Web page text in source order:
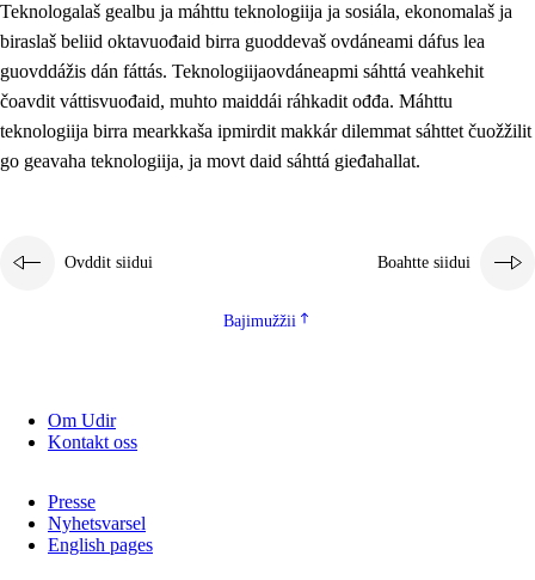
2.5.1 Álbmotdearvvašvuohta ja eallimis birget
2.5.2 Demokratiija ja mielborgárvuohta
2.5.3 Guoddevaš ovdáneapmi
Teknologalaš gealbu ja máhttu teknologiija ja sosiála, ekonomalaš ja
biraslaš beliid oktavuođaid birra guoddevaš ovdáneami dáfus lea
guovddážis dán fáttás. Teknologiijaovdáneapmi sáhttá veahkehit
čoavdit váttisvuođaid, muhto maiddái ráhkadit ođđa. Máhttu
teknologiija birra mearkkaša ipmirdit makkár dilemmat sáhttet čuožžilit
go geavaha teknologiija, ja movt daid sáhttá gieđahallat.
Ovddit siidui Boahtte siidui
Bajimužžii
Om Udir
Kontakt oss
Presse
Nyhetsvarsel
English pages